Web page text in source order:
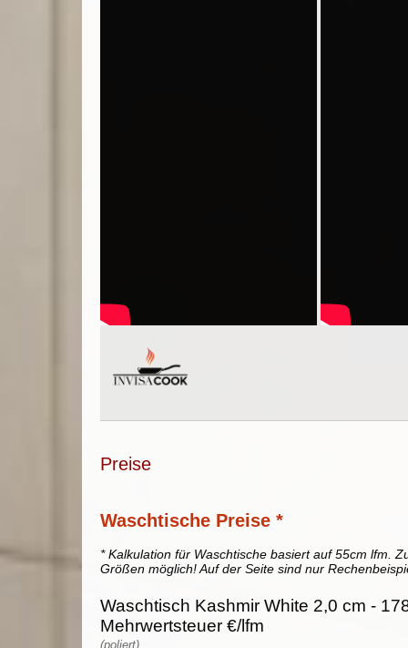
Preise
Waschtische Preise *
* Kalkulation für Waschtische basiert auf 55cm lfm.
Größen möglich! Auf der Seite sind nur
Waschtisch Kashmir White 2,0 cm -
Mehrwertsteuer €/lfm
(poliert)